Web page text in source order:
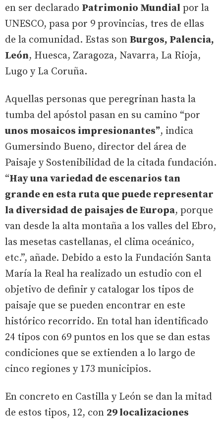
en ser declarado Patrimonio Mundial por la
UNESCO, pasa por 9 provincias, tres de ellas
de la comunidad. Estas son Burgos, Palencia,
León, Huesca, Zaragoza, Navarra, La Rioja,
Lugo y La Coruña.
Aquellas personas que peregrinan hasta la
tumba del apóstol pasan en su camino “por
unos mosaicos impresionantes”, indica
Gumersindo Bueno, director del área de
Paisaje y Sostenibilidad de la citada fundación.
“Hay una variedad de escenarios tan
grande en esta ruta que puede representar
la diversidad de paisajes de Europa, porque
van desde la alta montaña a los valles del Ebro,
las mesetas castellanas, el clima oceánico,
etc.”, añade. Debido a esto la Fundación Santa
María la Real ha realizado un estudio con el
objetivo de definir y catalogar los tipos de
paisaje que se pueden encontrar en este
histórico recorrido. En total han identificado
24 tipos con 69 puntos en los que se dan estas
condiciones que se extienden a lo largo de
cinco regiones y 173 municipios.
En concreto en Castilla y León se dan la mitad
de estos tipos, 12, con 29 localizaciones